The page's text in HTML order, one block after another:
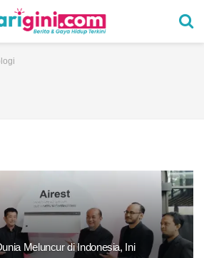
Meluncur di Indonesia, Ini